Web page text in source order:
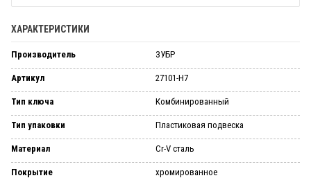
ХАРАКТЕРИСТИКИ
Производитель ЗУБР
Артикул 27101-H7
Тип ключа Комбинированный
Тип упаковки Пластиковая подвеска
Материал Cr-V сталь
Покрытие хромированное